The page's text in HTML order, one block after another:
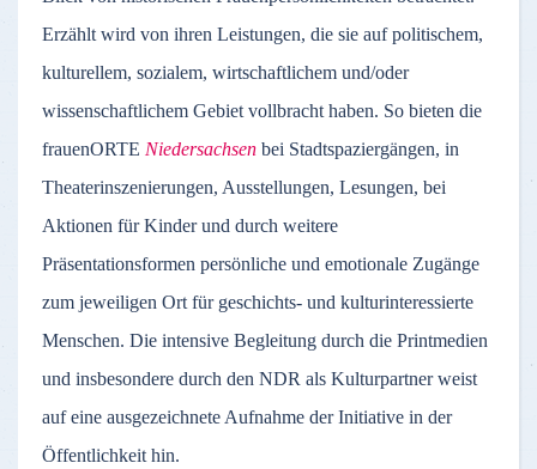
Erzählt wird von ihren Leistungen, die sie auf politischem,
kulturellem, sozialem, wirtschaftlichem und/oder
wissenschaftlichem Gebiet vollbracht haben. So bieten die
frauenORTE Niedersachsen bei Stadtspaziergängen, in
Theaterinszenierungen, Ausstellungen, Lesungen, bei
Aktionen für Kinder und durch weitere
Präsentationsformen persönliche und emotionale Zugänge
zum jeweiligen Ort für geschichts- und kulturinteressierte
Menschen. Die intensive Begleitung durch die Printmedien
und insbesondere durch den NDR als Kulturpartner weist
auf eine ausgezeichnete Aufnahme der Initiative in der
Öffentlichkeit hin.